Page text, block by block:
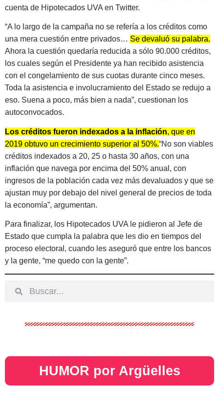
cuenta de Hipotecados UVA en Twitter.
“A lo largo de la campaña no se refería a los créditos como
una mera cuestión entre privados… Se devaluó su palabra.
Ahora la cuestión quedaría reducida a sólo 90.000 créditos,
los cuales según el Presidente ya han recibido asistencia
con el congelamiento de sus cuotas durante cinco meses.
Toda la asistencia e involucramiento del Estado se redujo a
eso. Suena a poco, más bien a nada”, cuestionan los
autoconvocados.
Los créditos fueron indexados a la inflación, que en
2019 obtuvo un crecimiento superior al 50%.“No son viables
créditos indexados a 20, 25 o hasta 30 años, con una
inflación que navega por encima del 50% anual, con
ingresos de la población cada vez más devaluados y que se
ajustan muy por debajo del nivel general de precios de toda
la economía”, argumentan.
Para finalizar, los Hipotecados UVA le pidieron al Jefe de
Estado que cumpla la palabra que les dio en tiempos del
proceso electoral, cuando les aseguró que entre los bancos
y la gente, “me quedo con la gente”.
HUMOR por Argüelles​